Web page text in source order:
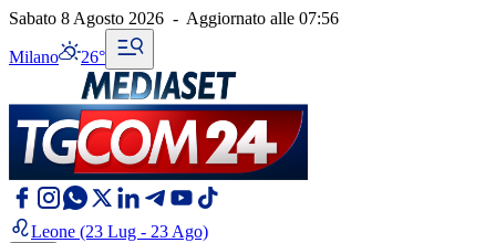
Sabato 8 Agosto 2026 - Aggiornato alle 07:56
Milano 26°
Leone (23 Lug - 23 Ago)